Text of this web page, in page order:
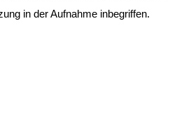
in der Aufnahme inbegriffen.